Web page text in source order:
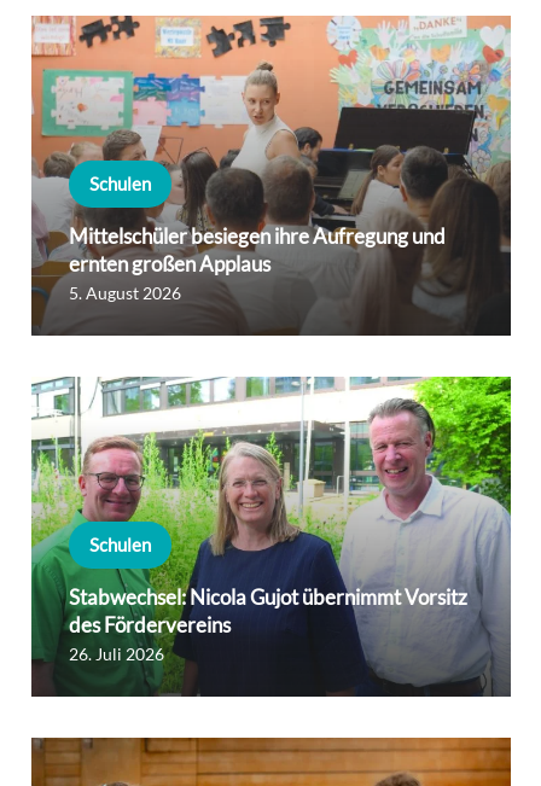
Schulen
Mittelschüler besiegen ihre Aufregung und
ernten großen Applaus
5. August 2026
Schulen
Stabwechsel: Nicola Gujot übernimmt Vorsitz
des Fördervereins
26. Juli 2026